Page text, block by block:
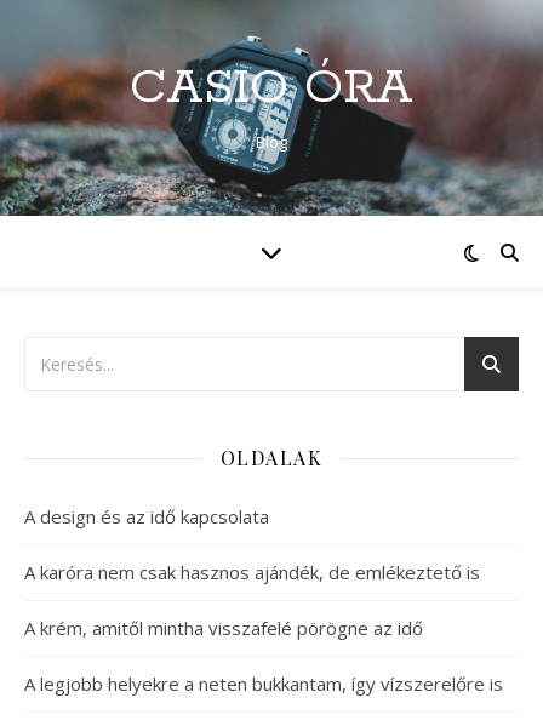
CASIO ÓRA
Blog
OLDALAK
A design és az idő kapcsolata
A karóra nem csak hasznos ajándék, de emlékeztető is
A krém, amitől mintha visszafelé pörögne az idő
A legjobb helyekre a neten bukkantam, így vízszerelőre is